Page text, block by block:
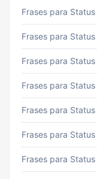
Frases para Status
Frases para Status
Frases para Status
Frases para Status
Frases para Status
Frases para Status
Frases para Status